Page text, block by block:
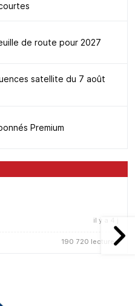
de route pour 2027
satellite du 7 août
Premium
il y a 4 j
190 720 lectures